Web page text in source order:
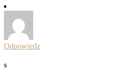
Odpowiedz
S